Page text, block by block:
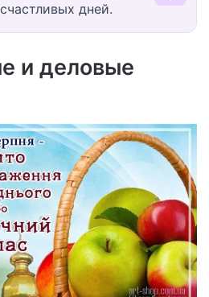
дней.
и деловые